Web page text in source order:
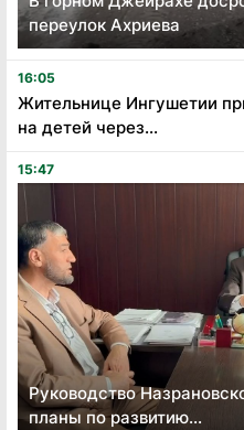
переулок Ахриева
16:05
Жительнице Ингушетии
на детей через...
15:47
Руководство
планы по развитию...